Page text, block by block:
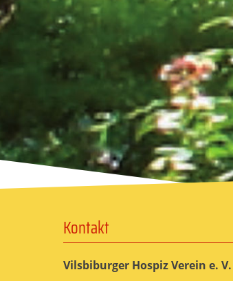
Kontakt
Vilsbiburger Hospiz Verein e. V.